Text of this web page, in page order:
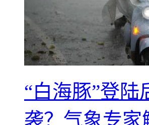
“白海豚”登陆
袭？气象专家